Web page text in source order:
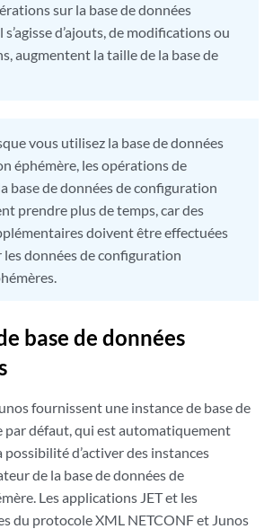
sur la base de données
s’agisse d’ajouts, de modifications ou
augmentent la taille de la base de
vous utilisez la base de données
éphémère, les opérations de
base de données de configuration
prendre plus de temps, car des
doivent être effectuées
données de configuration
base de données
fournissent une instance de base de
par défaut, qui est automatiquement
possibilité d’activer des instances
de la base de données de
Les applications JET et les
du protocole XML NETCONF et Junos